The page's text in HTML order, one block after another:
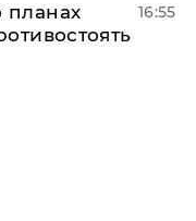
планах
16:55